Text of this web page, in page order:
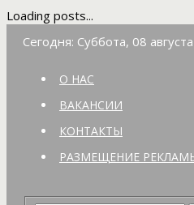
Loading posts...
Сегодня: Суббота, 08
О НАС
ВАКАНСИИ
КОНТАКТЫ
РАЗМЕЩЕНИЕ